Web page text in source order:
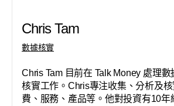
Chris Tam
數據核實
Chris Tam 目前在 Talk Money 處理
核實工作。Chris專注收集、分析及
費、服務、產品等。他對投資有10年